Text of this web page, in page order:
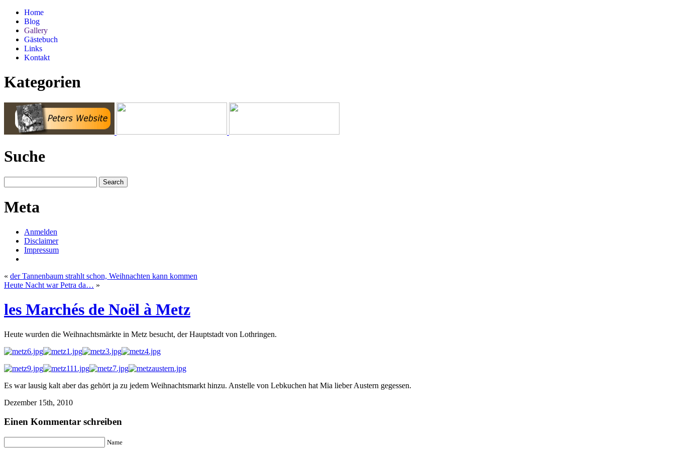
Home
Blog
Gallery
Gästebuch
Links
Kontakt
Kategorien
Suche
Meta
Anmelden
Disclaimer
Impressum
« der Tannenbaum strahlt schon, Weihnachten kann kommen
Heute Nacht war Petra da… »
les Marchés de Noël à Metz
Heute wurden die Weihnachtsmärkte in Metz besucht, der Hauptstadt von Lothringen.
Es war lausig kalt aber das gehört ja zu jedem Weihnachtsmarkt hinzu. Anstelle von Lebkuchen hat Mia lieber Austern gegessen.
Dezember 15th, 2010
Einen Kommentar schreiben
Name